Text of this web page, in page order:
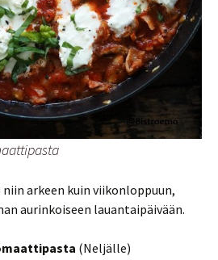
arkeen kuin viikonloppuun,
aurinkoiseen lauantaipäivään.
(Neljälle)